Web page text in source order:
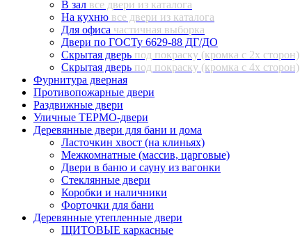
В зал все двери из каталога
На кухню все двери из каталога
Для офиса частичная выборка
Двери по ГОСТу 6629-88 ДГ/ДО
Скрытая дверь под покраску (кромка с 2х сторон)
Скрытая дверь под покраску (кромка с 4х сторон)
Фурнитура дверная
Противопожарные двери
Раздвижные двери
Уличные ТЕРМО-двери
Деревянные двери для бани и дома
Ласточкин хвост (на клиньях)
Межкомнатные (массив, царговые)
Двери в баню и сауну из вагонки
Стеклянные двери
Коробки и наличники
Форточки для бани
Деревянные утепленные двери
ЩИТОВЫЕ каркасные